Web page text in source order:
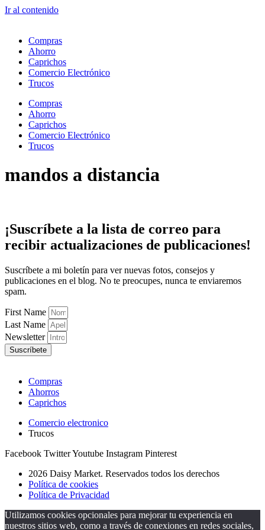
Ir al contenido
Compras
Ahorro
Caprichos
Comercio Electrónico
Trucos
Compras
Ahorro
Caprichos
Comercio Electrónico
Trucos
mandos a distancia
¡Suscríbete a la lista de correo para
recibir actualizaciones de publicaciones!
Suscríbete a mi boletín para ver nuevas fotos, consejos y
publicaciones en el blog. No te preocupes, nunca te enviaremos
spam.
First Name
Last Name
Newsletter
Suscríbete
Compras
Ahorros
Caprichos
Comercio electronico
Trucos
Facebook TwitterYoutube Instagram Pinterest
2026 Daisy Market. Reservados todos los derechos
Política de cookies
Política de Privacidad
Utilizamos cookies opcionales para mejorar tu experiencia en
nuestros sitios web, como a través de conexiones en redes sociales,